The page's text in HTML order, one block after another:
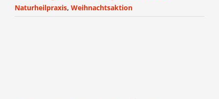
Naturheilpraxis, Weihnachtsaktion